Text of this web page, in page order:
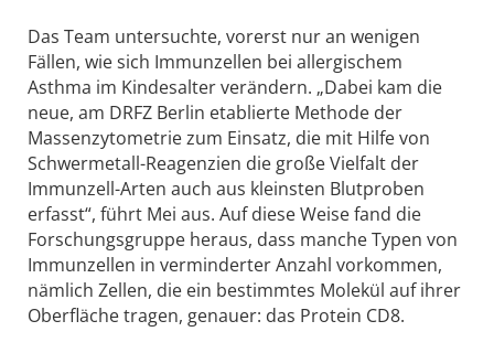
Das Team untersuchte, vorerst nur an wenigen
Fällen, wie sich Immunzellen bei allergischem
Asthma im Kindesalter verändern. „Dabei kam die
neue, am DRFZ Berlin etablierte Methode der
Massenzytometrie zum Einsatz, die mit Hilfe von
Schwermetall-Reagenzien die große Vielfalt der
Immunzell-Arten auch aus kleinsten Blutproben
erfasst“, führt Mei aus. Auf diese Weise fand die
Forschungsgruppe heraus, dass manche Typen von
Immunzellen in verminderter Anzahl vorkommen,
nämlich Zellen, die ein bestimmtes Molekül auf ihrer
Oberfläche tragen, genauer: das Protein CD8.